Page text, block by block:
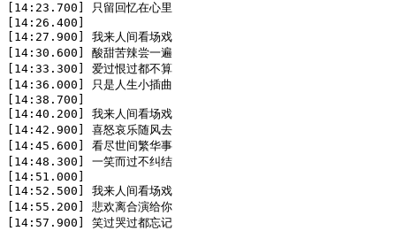
[14:23.700] 只留回忆在心里
[14:26.400]
[14:27.900] 我来人间看场戏
[14:30.600] 酸甜苦辣尝一遍
[14:33.300] 爱过恨过都不算
[14:36.000] 只是人生小插曲
[14:38.700]
[14:40.200] 我来人间看场戏
[14:42.900] 喜怒哀乐随风去
[14:45.600] 看尽世间繁华事
[14:48.300] 一笑而过不纠结
[14:51.000]
[14:52.500] 我来人间看场戏
[14:55.200] 悲欢离合演给你
[14:57.900] 笑过哭过都忘记